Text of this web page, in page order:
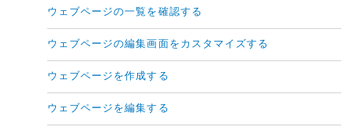
ウェブページの一覧を確認する
ウェブページの編集画面をカスタマイズする
ウェブページを作成する
ウェブページを編集する